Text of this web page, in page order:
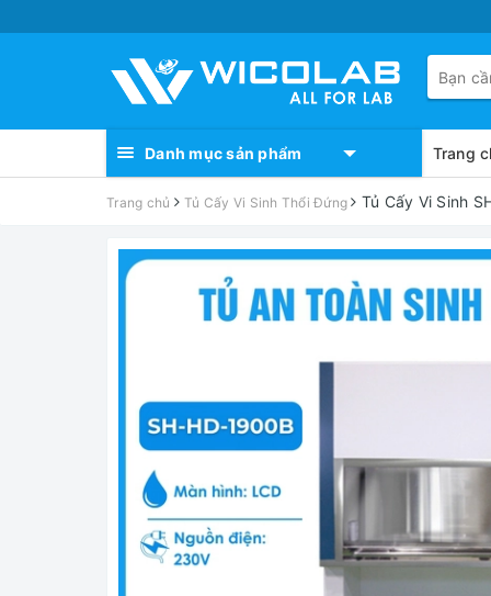
Danh mục sản phẩm Trang
Trang chủ Tủ Cấy Vi Sinh Thổi Đứng Tủ Cấy Vi Sinh